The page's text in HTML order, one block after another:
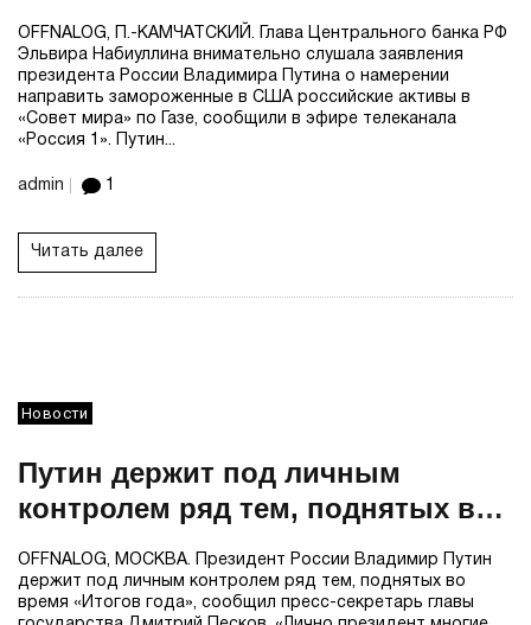
активы РФ в «Совет мира»
OFFNALOG, П.-КАМЧАТСКИЙ. Глава Центрального банка РФ
Эльвира Набиуллина внимательно слушала заявления
президента России Владимира Путина о намерении
направить замороженные в США российские активы в
«Совет мира» по Газе, сообщили в эфире телеканала
«Россия 1». Путин...
admin 1
Читать далее
Новости
Путин держит под личным
контролем ряд тем, поднятых во
время «Итогов года» — Песков
OFFNALOG, МОСКВА. Президент России Владимир Путин
держит под личным контролем ряд тем, поднятых во
время «Итогов года», сообщил пресс-секретарь главы